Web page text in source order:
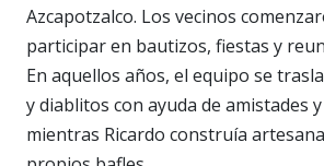
Azcapotzalco. Los vecinos
participar en bautizos, fiestas y
En aquellos años, el equipo se
y diablitos con ayuda de amistades
mientras Ricardo construía